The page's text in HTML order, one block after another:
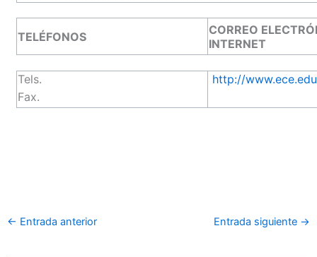
TELÉFONOS
CORREO
INTERNET
Tels.
Fax.
http://
← Entrada anterior Entrada siguiente →